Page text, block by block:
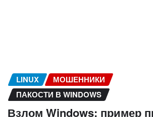
LINUX
МОШЕННИКИ
ПАКОСТИ В WINDOWS
Взлом Windows: пример